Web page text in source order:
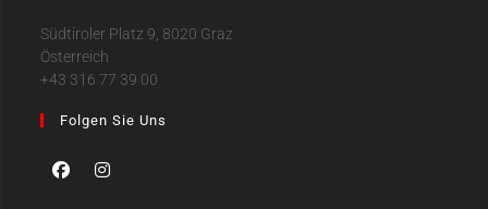
Südtiroler Platz 9, 8020 Graz
Österreich
+43 316 77 39 00
Folgen Sie Uns